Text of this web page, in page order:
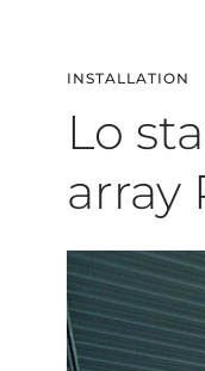
INSTALLATION
Lo
array